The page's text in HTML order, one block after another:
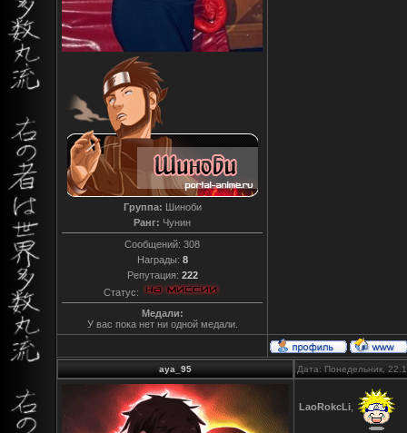
Группа: Шиноби
Ранг: Чунин
Сообщений: 308
Награды: 8
Репутация: 222
Статус:
Медали:
У вас пока нет ни одной медали.
aya_95 Дата: Понедельник,
LaoRokcLi